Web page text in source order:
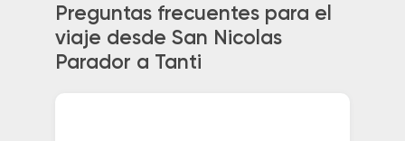
Preguntas frecuentes para el
viaje desde San Nicolas
Parador a Tanti